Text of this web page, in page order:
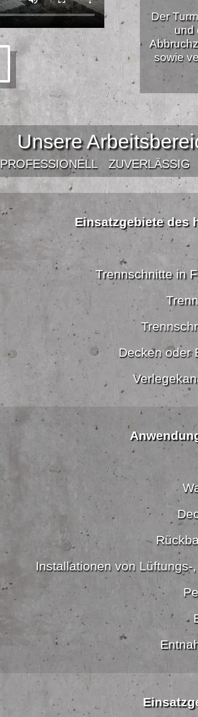
Der
und
sowie
Unsere
PROFESSIONELL ZUVERLÄSSIG
Einsatzgebiete des
Trennschnitte in
Decken oder
Installationen von